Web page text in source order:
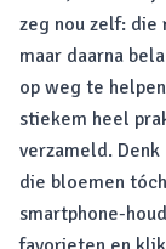
zeg nou zelf: die
maar daarna
op weg te
stiekem heel
verzameld.
die bloemen
smartphone-